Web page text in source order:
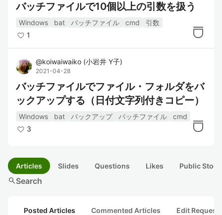
バッチファイルで10個以上の引数を扱う
Windows bat バッチファイル cmd
引数
1
@koiwaiwaiko (小岩井 Y子)
2021-04-28
バッチファイルでファイル・フォルダをバ
ックアップする（日付文字列付きコピー）
Windows bat バックアップ バッチファイル
cmd
3
Articles Slides Questions Likes Public
searchSearch
Posted Articles Commented Articles Edit